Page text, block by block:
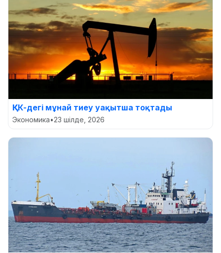
ҚКК-дегі мұнай тиеу уақытша тоқтады
Экономика•23 шілде, 2026